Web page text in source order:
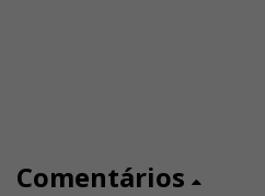
Comentários